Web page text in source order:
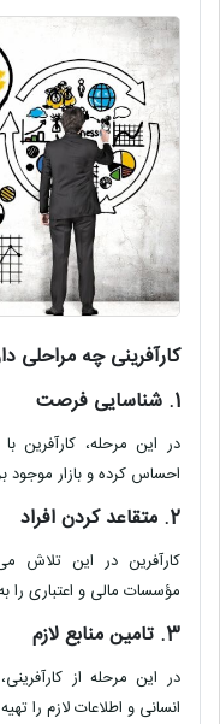
کارآفرینی چه مراحلی
1. شناسایی فرصت
در این مرحله، کارآفرین
احساس کرده و بازار موجود
2. متقاعد کردن افراد
کارآفرین در این تلاش
مؤسسات مالی و اعتباری را
3. تامین منابع لازم
در این مرحله از
انسانی و اطلاعات لازم را